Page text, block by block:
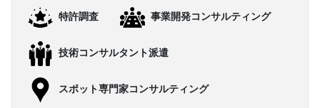
特許調査 事業開発コンサルティング
技術コンサルタント派遣
スポット専門家コンサルティング